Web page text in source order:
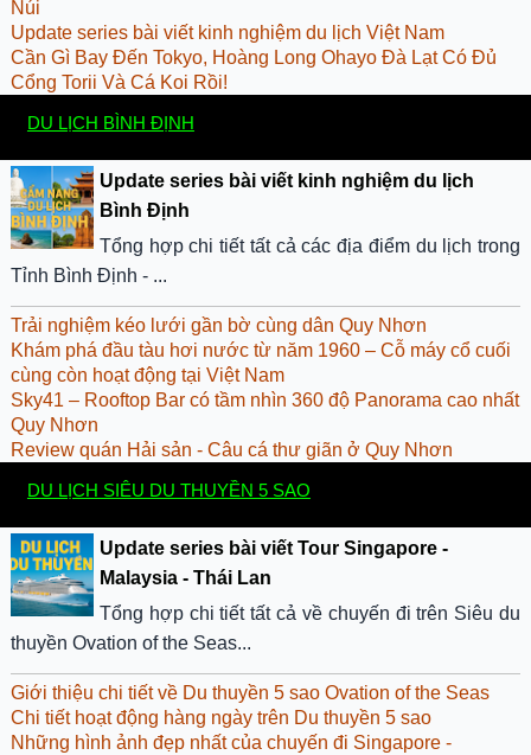
Núi
Update series bài viết kinh nghiệm du lịch Việt Nam
​Cần Gì Bay Đến Tokyo, Hoàng Long Ohayo Đà Lạt Có Đủ
Cổng Torii Và Cá Koi Rồi!
DU LỊCH BÌNH ĐỊNH
Update series bài viết kinh nghiệm du lịch
Bình Định
Tổng hợp chi tiết tất cả các địa điểm du lịch trong
Tỉnh Bình Định - ...
Trải nghiệm kéo lưới gần bờ cùng dân Quy Nhơn
Khám phá đầu tàu hơi nước từ năm 1960 – Cỗ máy cổ cuối
cùng còn hoạt động tại Việt Nam
Sky41 – Rooftop Bar có tầm nhìn 360 độ Panorama cao nhất
Quy Nhơn
Review quán Hải sản - Câu cá thư giãn ở Quy Nhơn
DU LỊCH SIÊU DU THUYỀN 5 SAO
Update series bài viết Tour Singapore -
Malaysia - Thái Lan
Tổng hợp chi tiết tất cả về chuyến đi trên Siêu du
thuyền Ovation of the Seas...
Giới thiệu chi tiết về Du thuyền 5 sao Ovation of the Seas
Chi tiết hoạt động hàng ngày trên Du thuyền 5 sao
Những hình ảnh đẹp nhất của chuyến đi Singapore -